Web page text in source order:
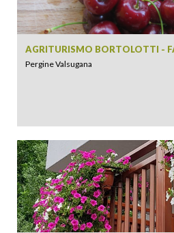
AGRITURISMO BORTOLOTTI -
Pergine Valsugana